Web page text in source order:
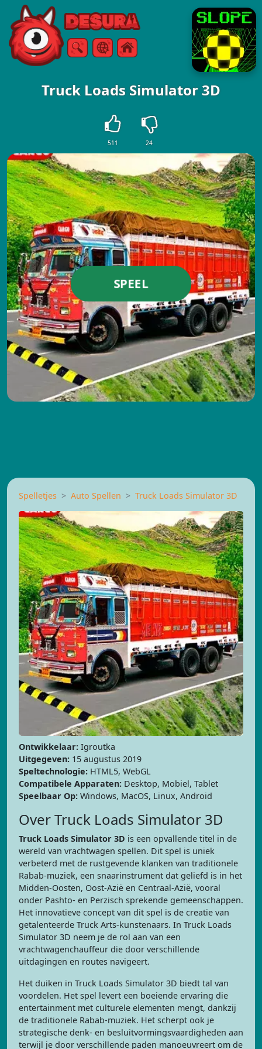
Free Online Games
ZoekenMenu
Truck Loads Simulator 3D
511 24
SPEEL
Spelletjes Auto Spellen Truck Loads Simulator 3D
Ontwikkelaar: Igroutka
Uitgegeven: 15 augustus 2019
Speltechnologie: HTML5, WebGL
Compatibele Apparaten: Desktop, Mobiel, Tablet
Speelbaar Op: Windows, MacOS, Linux, Android
Over Truck Loads Simulator 3D
Truck Loads Simulator 3D is een opvallende titel in de
wereld van vrachtwagen spellen. Dit spel is uniek
verbeterd met de rustgevende klanken van traditionele
Rabab-muziek, een snaarinstrument dat geliefd is in het
Midden-Oosten, Oost-Azië en Centraal-Azië, vooral
onder Pashto- en Perzisch sprekende gemeenschappen.
Het innovatieve concept van dit spel is de creatie van
getalenteerde Truck Arts-kunstenaars. In Truck Loads
Simulator 3D neem je de rol aan van een
vrachtwagenchauffeur die door verschillende
uitdagingen en routes navigeert.
Het duiken in Truck Loads Simulator 3D biedt tal van
voordelen. Het spel levert een boeiende ervaring die
entertainment met culturele elementen mengt, dankzij
de traditionele Rabab-muziek. Het scherpt ook je
strategische denk- en besluitvormingsvaardigheden aan
terwijl je door verschillende paden manoeuvreert om de